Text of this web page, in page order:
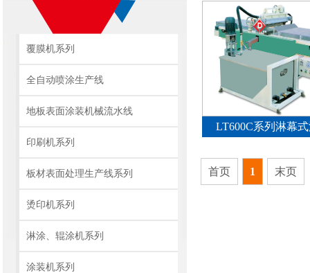
覆膜机系列
全自动喷涂生产线
地板表面涂装机械流水线
印刷机系列
板材表面处理生产线系列
烫印机系列
淋涂、辊涂机系列
涂装机系列
LT600C系列淋幕
首页 1 末页